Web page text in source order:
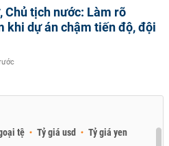
Chủ tịch nước: Làm rõ
khi dự án chậm tiến độ, đội
tệ Tỷ giá usd
Tỷ giá yen